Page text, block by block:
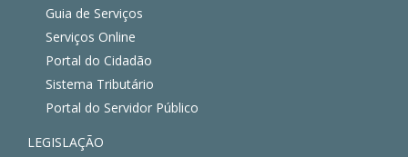
Guia de Serviços
Serviços Online
Portal do Cidadão
Sistema Tributário
Portal do Servidor Público
LEGISLAÇÃO